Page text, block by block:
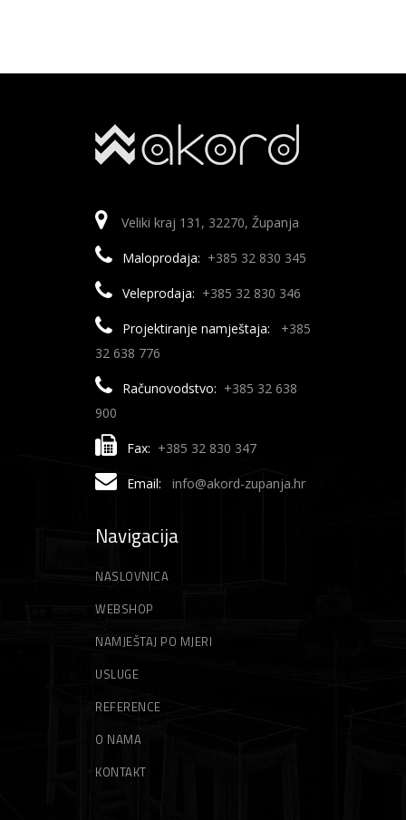
Veliki kraj 131, 32270, Županja
Maloprodaja: +385 32 830 345
Veleprodaja: +385 32 830 346
Projektiranje namještaja:
+385
32 638 776
Računovodstvo: +385 32 638
900
Fax: +385 32 830 347
Email: info@akord-zupanja.hr
Navigacija
NASLOVNICA
WEBSHOP
NAMJEŠTAJ PO MJERI
USLUGE
REFERENCE
O NAMA
KONTAKT